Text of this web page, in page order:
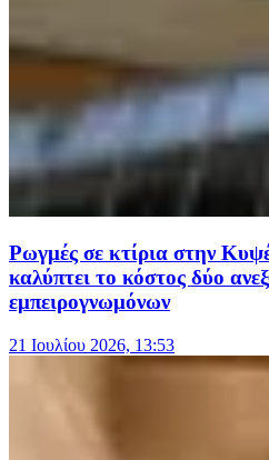
Ρωγμές σε κτίρια στην
καλύπτει το κόστος δύο
εμπειρογνωμόνων
21 Ιουλίου 2026, 13:53